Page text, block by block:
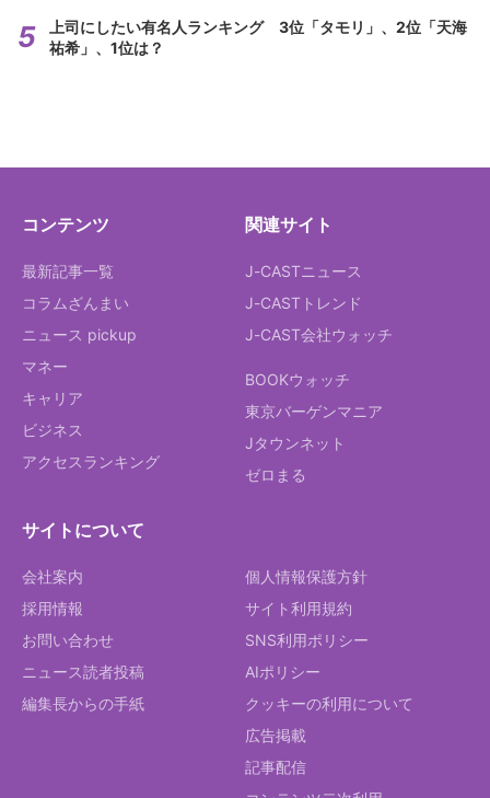
上司にしたい有名人ランキング 3位「タモリ」、2位「天海
祐希」、1位は？
コンテンツ
最新記事一覧
コラムざんまい
ニュース pickup
マネー
キャリア
ビジネス
アクセスランキング
関連サイト
J-CASTニュース
J-CASTトレンド
J-CAST会社ウォッチ
BOOKウォッチ
東京バーゲンマニア
Jタウンネット
ゼロまる
サイトについて
会社案内
採用情報
お問い合わせ
ニュース読者投稿
編集長からの手紙
個人情報保護方針
サイト利用規約
SNS利用ポリシー
AIポリシー
クッキーの利用について
広告掲載
記事配信